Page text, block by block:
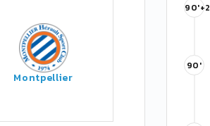
Montpellier
90'+2
90'